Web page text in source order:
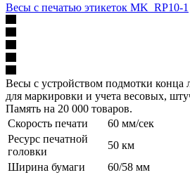
Весы с печатью этикеток MK_RP10-1
Весы с устройством подмотки конца
для маркировки и учета весовых,
Память на 20 000 товаров.
Скорость печати
60 мм/сек
Ресурс печатной
головки
50 км
Ширина бумаги
60/58 мм